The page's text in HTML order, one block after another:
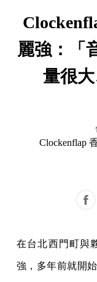
麗強：「
量很大
Clockenflap
在台北西門町與
強，多年前就開